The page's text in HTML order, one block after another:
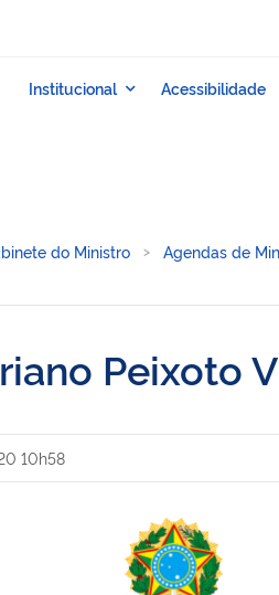
do Ministro Agendas de
Peixoto
10h58